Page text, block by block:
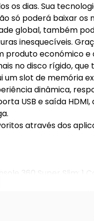
os dias. Sua
só poderá baixar os
global, também
inesquecíveis.
produto económico
no disco rígido,
um slot de memória
dinâmica,
USB e saída
através dos
360 Super Slim; 1